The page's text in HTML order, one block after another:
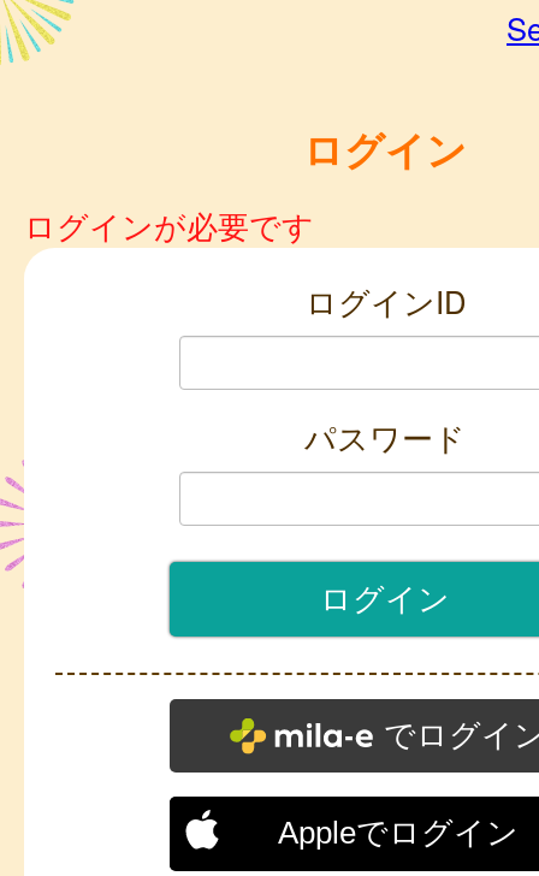
ログイン
ログインが必要です
ログインID
パスワード
でログイ
Appleでログイン